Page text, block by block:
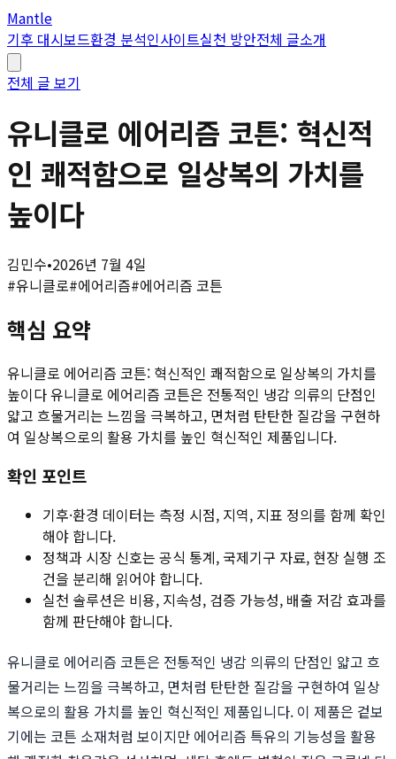
Mantle
기후 대시보드환경 분석인사이트실천 방안전체 글소개
전체 글 보기
유니클로 에어리즘 코튼: 혁신적
인 쾌적함으로 일상복의 가치를
높이다
김민수•2026년 7월 4일
#유니클로#에어리즘#에어리즘 코튼
핵심 요약
유니클로 에어리즘 코튼: 혁신적인 쾌적함으로 일상복의 가치를
높이다 유니클로 에어리즘 코튼은 전통적인 냉감 의류의 단점인
얇고 흐물거리는 느낌을 극복하고, 면처럼 탄탄한 질감을 구현하
여 일상복으로의 활용 가치를 높인 혁신적인 제품입니다.
확인 포인트
기후·환경 데이터는 측정 시점, 지역, 지표 정의를 함께 확인
해야 합니다.
정책과 시장 신호는 공식 통계, 국제기구 자료, 현장 실행 조
건을 분리해 읽어야 합니다.
실천 솔루션은 비용, 지속성, 검증 가능성, 배출 저감 효과를
함께 판단해야 합니다.
유니클로 에어리즘 코튼은 전통적인 냉감 의류의 단점인 얇고 흐
물거리는 느낌을 극복하고, 면처럼 탄탄한 질감을 구현하여 일상
복으로의 활용 가치를 높인 혁신적인 제품입니다. 이 제품은 겉보
기에는 코튼 소재처럼 보이지만 에어리즘 특유의 기능성을 활용